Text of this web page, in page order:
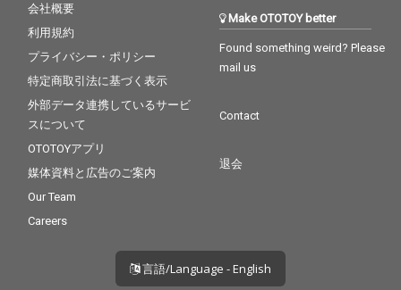
会社概要
利用規約
プライバシー・ポリシー
特定商取引法に基づく表示
外部データ連携しているサービ
スについて
OTOTOYアプリ
媒体資料と広告のご案内
Our Team
Careers
Make OTOTOY better
Found something weird? Please
mail us
Contact
退会
言語/Language - English